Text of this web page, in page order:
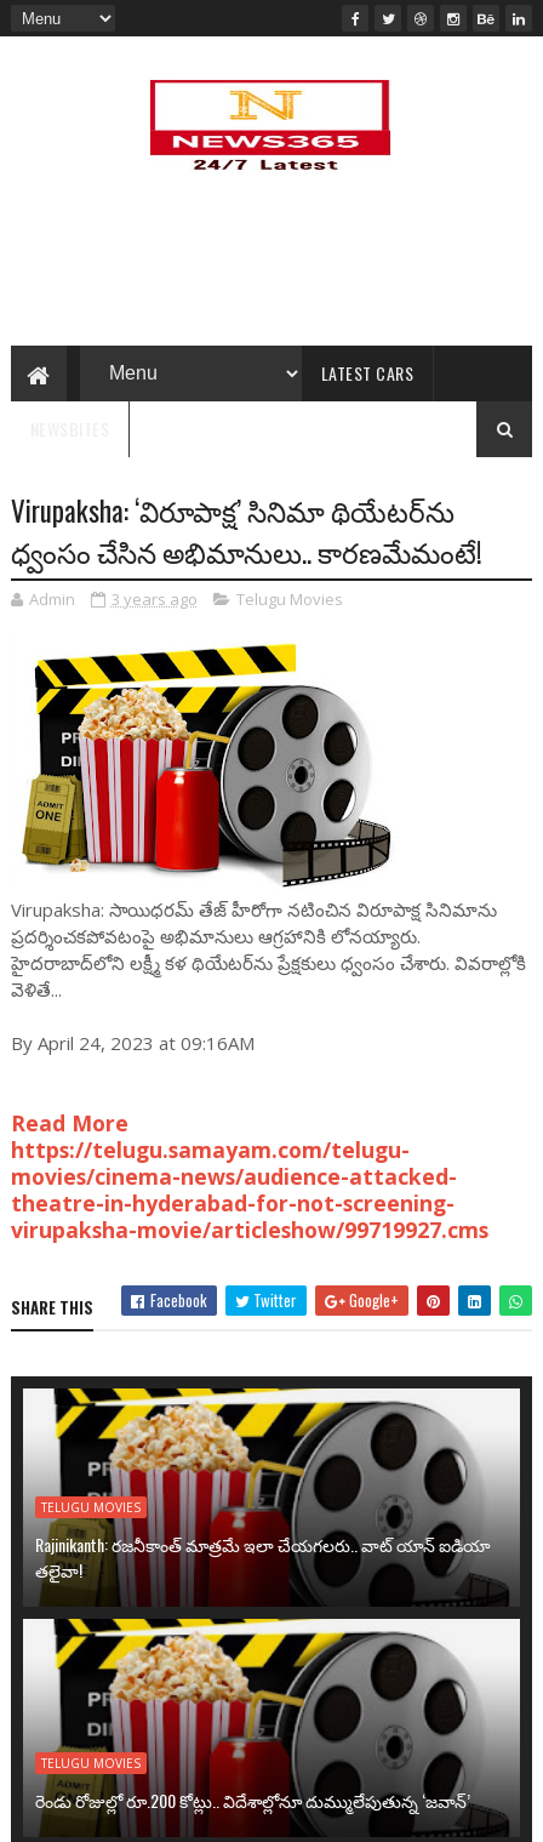
LATEST CARS
Virupaksha: ‘విరూపాక్ష’ సినిమా థియేటర్‌ను
ధ్వంసం చేసిన అభిమానులు.. కారణమేమంటే!
Admin 3 years ago Telugu Movies
Virupaksha: సాయిధ‌ర‌మ్ తేజ్ హీరోగా న‌టించిన విరూపాక్ష సినిమాను
ప్ర‌ద‌ర్శించ‌క‌పోవ‌టంపై అభిమానులు ఆగ్ర‌హానికి లోన‌య్యారు.
హైద‌రాబాద్‌లోని ల‌క్ష్మీ క‌ళ థియేట‌ర్‌ను ప్రేక్ష‌కులు ధ్వంసం చేశారు. వివ‌రాల్లోకి
వెళితే...
By April 24, 2023 at 09:16AM
Read More
https://telugu.samayam.com/telugu-
movies/cinema-news/audience-attacked-
theatre-in-hyderabad-for-not-screening-
virupaksha-movie/articleshow/99719927.cms
SHARE THIS Facebook Twitter Google+
TELUGU MOVIES
Rajinikanth: రజనీకాంత్ మాత్రమే ఇలా చేయగలరు.. వాట్ యాన్ ఐడియా
తలైవా!
TELUGU MOVIES
రెండు రోజుల్లో రూ.200 కోట్లు.. విదేశాల్లోనూ దుమ్ములేపుతున్న ‘జవాన్’